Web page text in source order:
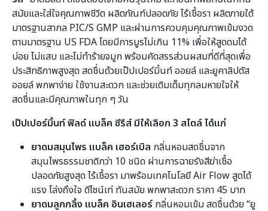
สมัยและใส่ใจคุณภาพชีวิต ผลิตภัณฑ์ปลอดภัย ไร้เชื้อรา ผลิตภายใต้
มาตรฐานสากล PIC/S GMP และผ่านการควบคุมคุณภาพเข้มงวด
ตามมาตรฐาน US FDA โดยมีการบูรไม่เกิน 11% เพื่อให้สูดดมได้
บ่อย ไม่แสบ และไม่ทำร้ายจมูก พร้อมคัดสรรส่วนผสมที่ดีที่สุดเพื่อ
ประสิทธิภาพสูงสุด สดชื่นด้วยเป๊ปเปอร์มิ้นท์ ออยล์ และยูคาลิปตัส
ออยล์ พกพาง่าย ใช้งานสะดวก และช่วยเติมเต็มทุกลมหายใจให้
สดชื่นและมีคุณภาพในทุก ๆ วัน
เป๊ปเปอร์มิ้นท์ ฟิลด์ แบล็ค ซีรีส์ มีให้เลือก 3 สไตล์ ได้แก่
ยาดมสมุนไพร แบล็ค เฮอร์เบิล กลิ่นหอมสดชื่นจาก
สมุนไพรธรรมชาติกว่า 10 ชนิด ผ่านการฉายรังสีฆ่าเชื้อ
ปลอดภัยสูงสุด ไร้เชื้อรา มาพร้อมเทคโนโลยี Air Flow สูดได้
แรง โล่งถึงใจ ดีไซน์เท่ ทันสมัย พกพาสะดวก ราคา 45 บาท
ยาดมลูกกลิ้ง แบล็ค อินเฮเลอร์ กลิ่นหอมเข้ม สดชื่นด้วย “ยู